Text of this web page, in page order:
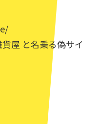
屋 と名乗る偽サイ